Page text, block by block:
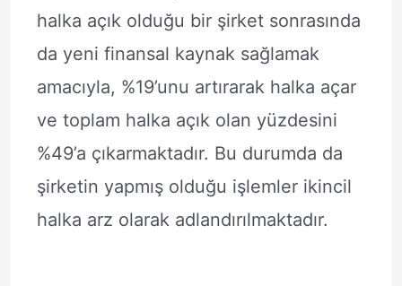
halka açık olduğu bir şirket sonrasında
da yeni finansal kaynak sağlamak
amacıyla, %19’unu artırarak halka açar
ve toplam halka açık olan yüzdesini
%49’a çıkarmaktadır. Bu durumda da
şirketin yapmış olduğu işlemler ikincil
halka arz olarak adlandırılmaktadır.